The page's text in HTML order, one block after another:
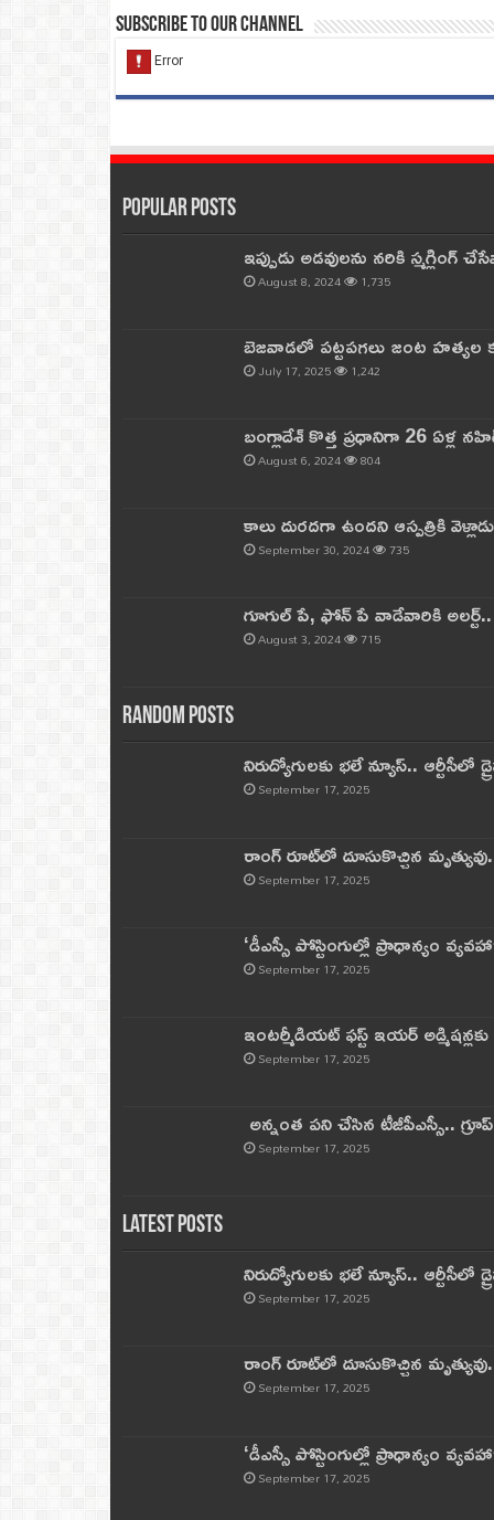
Subscribe to our Channel
Popular Posts
ఇప్పుడు అడవులను నరికి
August 8, 2024 1,735
బెజవాడలో పట్టపగలు జంట
July 17, 2025 1,242
బంగ్లాదేశ్ కొత్త ప్రధానిగా 26 ఏళ్ల
August 6, 2024 804
కాలు దురదగా ఉందని ఆస్పత్రికి
September 30, 2024 735
గూగుల్ పే, ఫోన్ పే వాడేవారికి
August 3, 2024 715
Random Posts
నిరుద్యోగులకు భలే న్యూస్.. ఆర్టీసీలో
September 17, 2025
రాంగ్ రూట్‌లో దూసుకొచ్చిన
September 17, 2025
‘డీఎస్సీ పోస్టింగుల్లో ప్రాధాన్యం
September 17, 2025
ఇంటర్మీడియట్ ఫస్ట్‌ ఇయర్‌
September 17, 2025
అన్నంత పని చేసిన టీజీపీఎస్సీ..
September 17, 2025
Latest Posts
నిరుద్యోగులకు భలే న్యూస్.. ఆర్టీసీలో
September 17, 2025
రాంగ్ రూట్‌లో దూసుకొచ్చిన
September 17, 2025
‘డీఎస్సీ పోస్టింగుల్లో ప్రాధాన్యం
September 17, 2025